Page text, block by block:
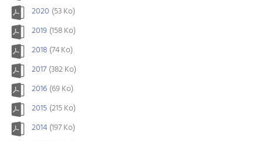
2020 (53 Ko)
2019 (158 Ko)
2018 (74 Ko)
2017 (382 Ko)
2016 (69 Ko)
2015 (215 Ko)
2014 (197 Ko)